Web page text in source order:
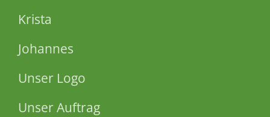
Krista
Johannes
Unser Logo
Unser Auftrag